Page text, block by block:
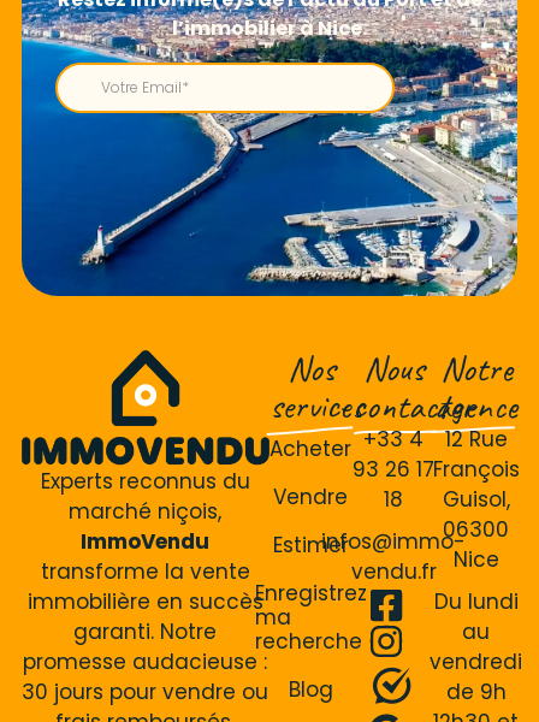
Experts reconnus du
marché niçois,
ImmoVendu
transforme la vente
immobilière en succès
garanti. Notre
promesse audacieuse :
30 jours pour vendre ou
Nos
services
Acheter
Vendre
Estimer
Enregistrez
ma
recherche
Blog
Nous
contacter
+33 4
93 26 17
18
infos@immo-
vendu.fr
Notre
agence
12 Rue
François
Guisol,
06300
Nice
Du lundi
au
vendredi
de 9h